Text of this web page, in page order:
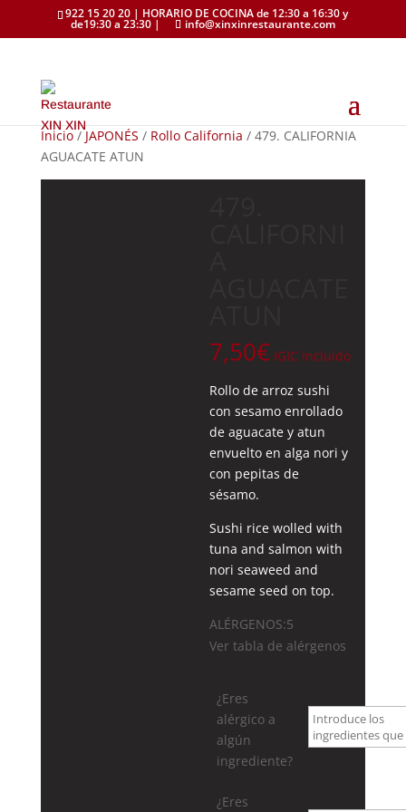
922 15 20 20 | HORARIO DE COCINA de 12:30 a 16:30 y
de19:30 a 23:30 | info@xinxinrestaurante.com
Inicio/JAPONÉS / Rollo California / 479. CALIFORNIA
AGUACATE ATUN
7,50€ IGIC incluido
Rollo de arroz sushi
con sesamo enrollado
de aguacate y atun
envuelto en alga nori y
con pepitas de
sésamo.
Sushi rice wolled with
tuna and salmon with
nori seaweed and
sesame seed on top.
ALÉRGENOS:5
Ver tabla de alérgenos
¿Eres
alérgico a
algún
ingrediente?
¿Eres